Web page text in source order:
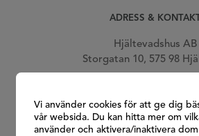
ADRESS & KONTAKT
Hjältevadshus AB
Storgatan 10, 575 98
E-post:
Gå till vårGå till vår
Gå
Vi använder cookies för att ge dig
vår websida. Du kan hitta mer om
använder och aktivera/inaktivera